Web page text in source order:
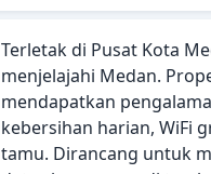
Terletak di Pusat Kota
menjelajahi Medan.
mendapatkan
kebersihan harian, WiFi
tamu. Dirancang untuk